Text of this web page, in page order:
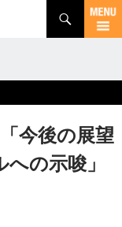
今後の展望
の示唆」